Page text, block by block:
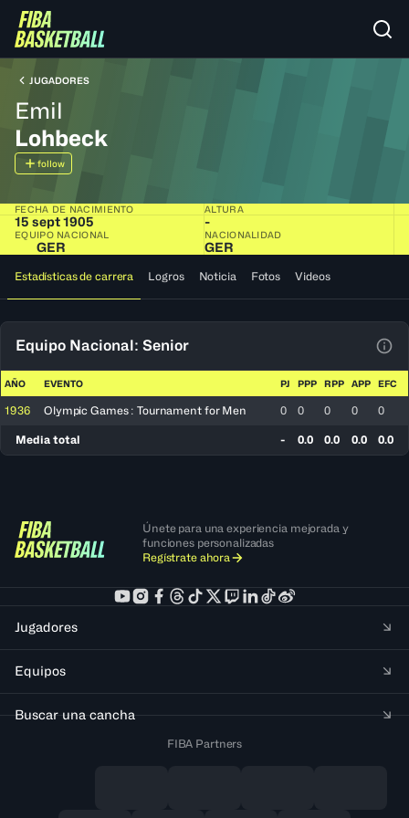
JUGADORES
Emil
Lohbeck
follow
FECHA DE NACIMIENTO
15 sept 1905
ALTURA
-
EQUIPO NACIONAL
GER
NACIONALIDAD
GER
Estadísticas de carrera Logros Noticia Fotos Videos
Equipo Nacional: Senior
AÑO EVENTO PJ PPP RPP APP EFC
1936 Olympic Games : Tournament for Men 0 0 0 0 0
Media total - 0.0 0.0 0.0 0.0
Únete para una experiencia mejorada y
funciones personalizadas
Regístrate ahora
Jugadores
Equipos
Buscar una cancha
FIBA Partners